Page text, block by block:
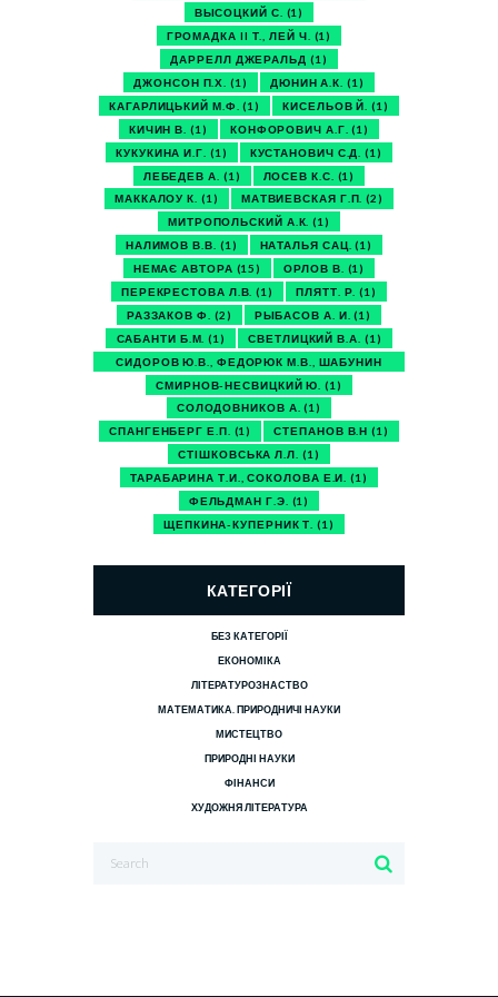
ВЫСОЦКИЙ С. (1)
ГРОМАДКА II Т., ЛЕЙ Ч. (1)
ДАРРЕЛЛ ДЖЕРАЛЬД (1)
ДЖОНСОН П.Х. (1) ДЮНИН А.К. (1)
КАГАРЛИЦЬКИЙ М.Ф. (1) КИСЕЛЬОВ Й. (1)
КИЧИН В. (1) КОНФОРОВИЧ А.Г. (1)
КУКУКИНА И.Г. (1) КУСТАНОВИЧ С.Д. (1)
ЛЕБЕДЕВ А. (1) ЛОСЕВ К.С. (1)
МАККАЛОУ К. (1) МАТВИЕВСКАЯ Г.П. (2)
МИТРОПОЛЬСКИЙ А.К. (1)
НАЛИМОВ В.В. (1) НАТАЛЬЯ САЦ. (1)
НЕМАЄ АВТОРА (15) ОРЛОВ В. (1)
ПЕРЕКРЕСТОВА Л.В. (1) ПЛЯТТ. Р. (1)
РАЗЗАКОВ Ф. (2) РЫБАСОВ А. И. (1)
САБАНТИ Б.М. (1) СВЕТЛИЦКИЙ В.А. (1)
СИДОРОВ Ю.В., ФЕДОРЮК М.В., ШАБУНИН
М.И.(1)
СМИРНОВ-НЕСВИЦКИЙ Ю. (1)
СОЛОДОВНИКОВ А. (1)
СПАНГЕНБЕРГ Е.П. (1) СТЕПАНОВ В.Н (1)
СТІШКОВСЬКА Л.Л. (1)
ТАРАБАРИНА Т.И., СОКОЛОВА Е.И. (1)
ФЕЛЬДМАН Г.Э. (1)
ЩЕПКИНА-КУПЕРНИК Т. (1)
КАТЕГОРІЇ
БЕЗ КАТЕГОРІЇ
ЕКОНОМІКА
ЛІТЕРАТУРОЗНАСТВО
МАТЕМАТИКА. ПРИРОДНИЧІ НАУКИ
МИСТЕЦТВО
ПРИРОДНІ НАУКИ
ФІНАНСИ
ХУДОЖНЯ ЛІТЕРАТУРА